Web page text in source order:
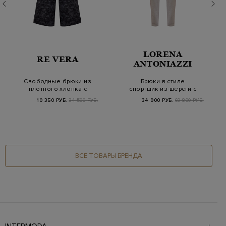
RE VERA
Свободные брюки из
плотного хлопка с
10 350 РУБ. 34 500 РУБ.
LORENA
ANTONIAZZI
Брюки в стиле
спортшик из шерсти с
34 900 РУБ. 69 800 РУБ.
ВСЕ ТОВАРЫ БРЕНДА